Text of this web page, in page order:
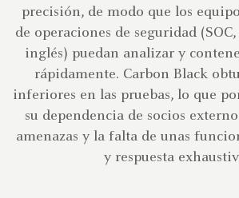
precisión, de modo que los
de operaciones de seguridad
inglés) puedan analizar y
rápidamente. Carbon Black
inferiores en las pruebas, lo que
su dependencia de socios
amenazas y la falta de unas
y respuesta